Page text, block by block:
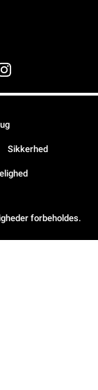
forbeholdes.
Sikkerhed